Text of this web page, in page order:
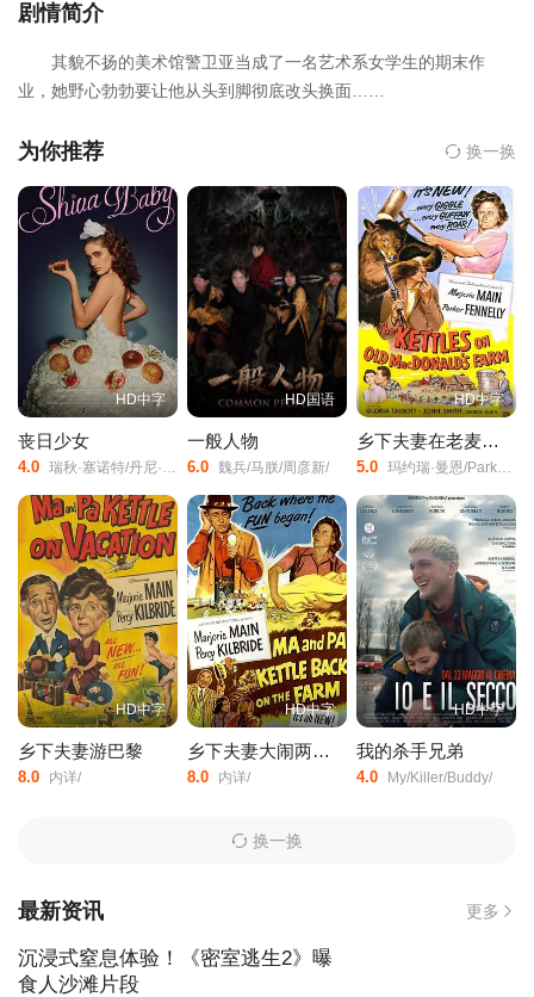
剧情简介
其貌不扬的美术馆警卫亚当成了一名艺术系女学生的期末作
业，她野心勃勃要让他从头到脚彻底改头换面……
为你推荐 换一换
HD中字
丧日少女
4.0 瑞秋·塞诺特/丹尼·德费拉里/弗雷德·迈拉麦德/波利·德雷珀/莫莉·戈登/格莉妮丝·贝尔/Rita/Gardner/Cilda/Shaur/杰姬·霍夫曼/理查德·布伦戴奇/Noemie/Zysermann/迪安娜·阿格隆/桑德拉·詹姆斯/Ted/Seligman/Edgar/Harmanci/黛博拉·奥夫纳/Vivien/Landau/Robin/Wesley-Peck/Ariel/Eliaz/Al/Choy/
HD国语
一般人物
6.0 魏兵/马朕/周彦新/
HD中字
乡下夫妻在老麦农场
5.0 玛约瑞·曼恩/Parker/Fennelly/格洛瑞亚·陶伯特/约翰·史密斯/乔治·邓恩/克劳德·艾金斯/罗伊·巴克罗夫特/Patricia/Morrow/
HD中字
乡下夫妻游巴黎
8.0 内详/
HD中字
乡下夫妻大闹两亲家
8.0 内详/
HD中字
我的杀手兄弟
4.0 My/Killer/Buddy/
换一换
最新资讯 更多
沉浸式窒息体验！《密室逃生2》曝
食人沙滩片段